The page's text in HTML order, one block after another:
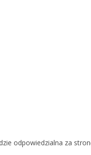
odpowiedzialna za